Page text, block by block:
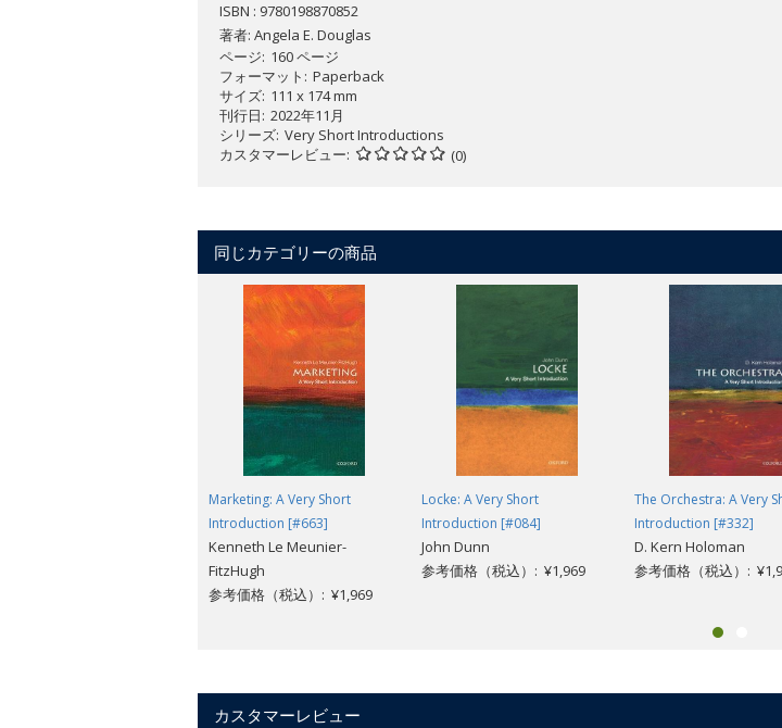
agriculture and food production. On the flipside, there is a growing concern that
far exceed the scientific data.
ThisVery Short Introduction
resident microbiomes, explains how and why our health and wellbeing depend
need to judge the reliability of claims about microbiome-based applications.
ISBN : 9780198870852
著者: Angela E. Douglas
ページ 160 ページ
フォーマット
Paperback
サイズ 111 x 174 mm
刊行日 2022年11月
シリーズ Very Short Introductions
カスタマーレビュー
(0)
同じカテゴリーの商品
Marketing: A Very Short
Introduction [#663]
Kenneth Le Meunier-
FitzHugh
参考価格（税込）: ¥1,969
Locke: A Very Short
Introduction [#084]
John Dunn
参考価格（税込）: ¥1,969
The Orchestra: A Very
Introduction [#332]
D. Kern Holoman
参考価格（税込）:
カスタマーレビュー